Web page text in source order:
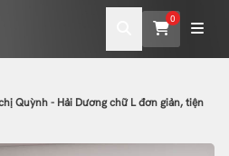
0
Quỳnh - Hải Dương chữ L đơn giản, tiện